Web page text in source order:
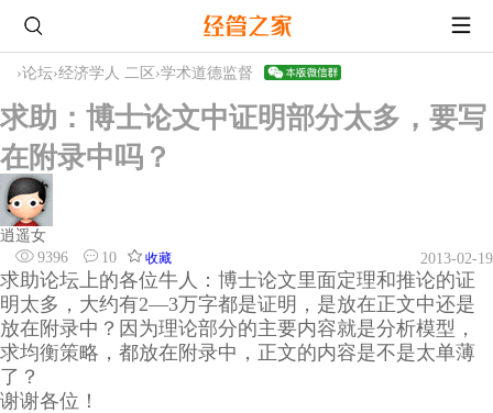
›论坛›经济学人 二区 ›学术道德监督
求助：博士论文中证明部分太多，要写
在附录中吗？
逍遥女
9396
10 收藏 2013-02-19
求助论坛上的各位牛人：博士论文里面定理和推论的证
明太多，大约有2—3万字都是证明，是放在正文中还是
放在附录中？因为理论部分的主要内容就是分析模型，
求均衡策略，都放在附录中，正文的内容是不是太单薄
了？
谢谢各位！